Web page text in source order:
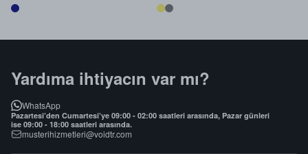
Yardıma ihtiyacın var mı?
WhatsApp
Pazartesi’den Cumartesi’ye 09:00 - 02:00 saatleri arasında, Pazar günleri
ise 09:00 - 18:00 saatleri arasında.
musterihizmetleri@voidtr.com